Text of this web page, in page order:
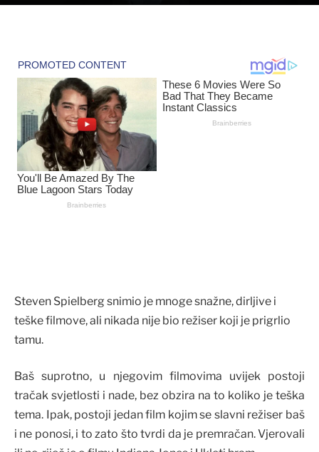
Steven Spielberg snimio je mnoge snažne, dirljive i
teške filmove, ali nikada nije bio režiser koji je prigrlio
tamu.
Baš suprotno, u njegovim filmovima uvijek postoji
tračak svjetlosti i nade, bez obzira na to koliko je teška
tema. Ipak, postoji jedan film kojim se slavni režiser baš
i ne ponosi, i to zato što tvrdi da je premračan. Vjerovali